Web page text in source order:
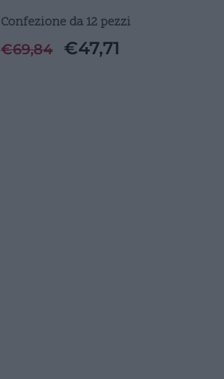
Confezione da 12 pezzi
€69,84 €47,71